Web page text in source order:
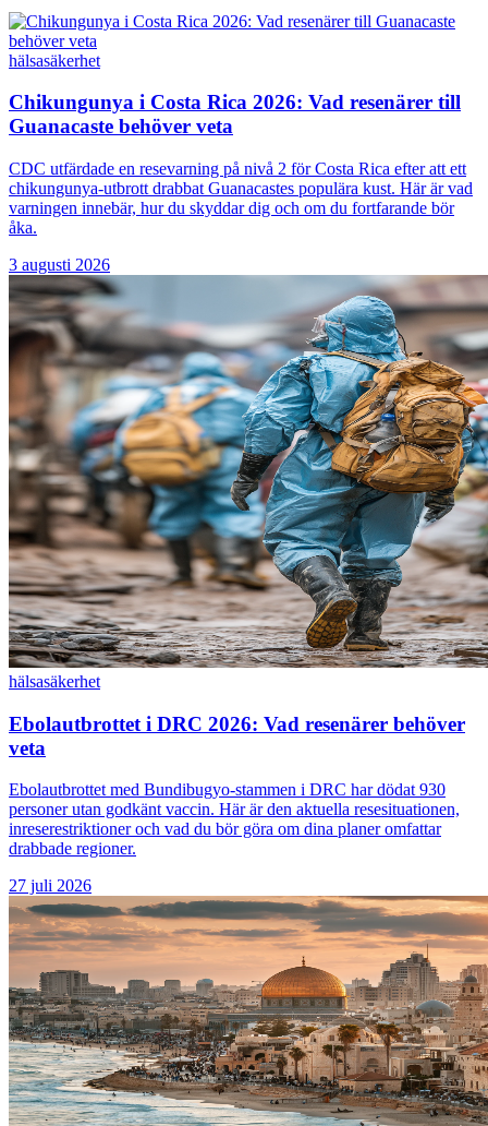
hälsasäkerhet
Chikungunya i Costa Rica 2026: Vad resenärer till
Guanacaste behöver veta
CDC utfärdade en resevarning på nivå 2 för Costa Rica efter att ett
chikungunya-utbrott drabbat Guanacastes populära kust. Här är vad
varningen innebär, hur du skyddar dig och om du fortfarande bör
åka.
3 augusti 2026
hälsasäkerhet
Ebolautbrottet i DRC 2026: Vad resenärer behöver
veta
Ebolautbrottet med Bundibugyo-stammen i DRC har dödat 930
personer utan godkänt vaccin. Här är den aktuella resesituationen,
inreserestriktioner och vad du bör göra om dina planer omfattar
drabbade regioner.
27 juli 2026